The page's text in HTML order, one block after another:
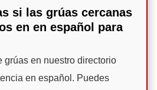
si las grúas cercanas
en en español para
grúas en nuestro directorio
en español. Puedes